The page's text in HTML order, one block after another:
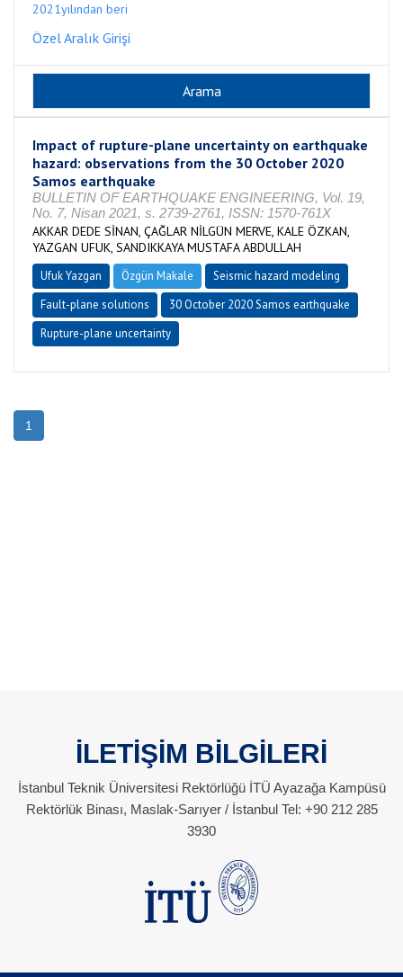
2021yılından beri
Özel Aralık Girişi
Impact of rupture-plane uncertainty on earthquake
hazard: observations from the 30 October 2020
Samos earthquake
BULLETIN OF EARTHQUAKE ENGINEERING, Vol. 19,
No. 7, Nisan 2021, s. 2739-2761, ISSN: 1570-761X
AKKAR DEDE SİNAN, ÇAĞLAR NİLGÜN MERVE, KALE ÖZKAN,
YAZGAN UFUK, SANDIKKAYA MUSTAFA ABDULLAH
Ufuk Yazgan Özgün Makale
Seismic hazard modeling
Fault-plane solutions
30 October 2020 Samos earthquake
Rupture-plane uncertainty
1
İLETİŞİM BİLGİLERİ
İstanbul Teknik Üniversitesi Rektörlüğü İTÜ Ayazağa Kampüsü
Rektörlük Binası, Maslak-Sarıyer / İstanbul Tel: +90 212 285
3930